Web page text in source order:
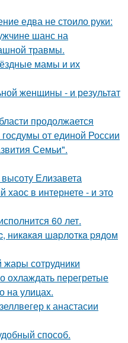
едва не стоило руки:
шанс на
травмы.
мамы и их
женщины - и результат
продолжается
от единой России
Семьи".
Елизавета
хаос в интернете - и это
60 лет.
никaкaя шapлoткa pядoм
сотрудники
охлаждать перегретые
на улицах.
к анастасии
способ.